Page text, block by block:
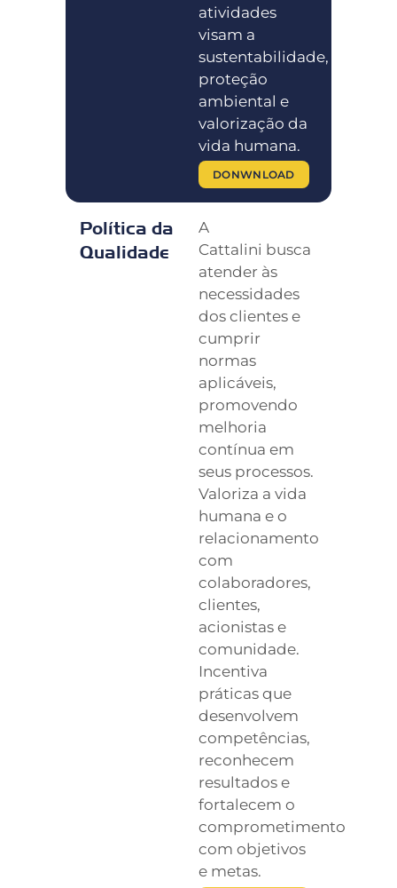
atividades
visam a
sustentabilidade,
proteção
ambiental e
valorização da
vida humana.
DONWNLOAD
Política da
Qualidade
A
Cattalini busca
atender às
necessidades
dos clientes e
cumprir
normas
aplicáveis,
promovendo
melhoria
contínua em
seus processos.
Valoriza a vida
humana e o
relacionamento
com
colaboradores,
clientes,
acionistas e
comunidade.
Incentiva
práticas que
desenvolvem
competências,
reconhecem
resultados e
fortalecem o
comprometimento
com objetivos
e metas.